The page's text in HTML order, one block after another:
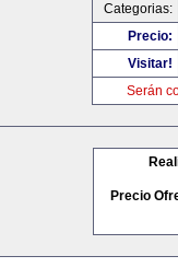
Categorias:
Precio:
Visitar!
Serán
Precio